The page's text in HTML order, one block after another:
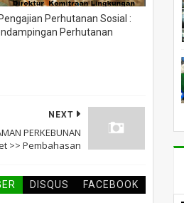
Perhutanan Sosial :
Perhutanan
NEXT
PERKEBUNAN
>> Pembahasan
DISQUS FACEBOOK